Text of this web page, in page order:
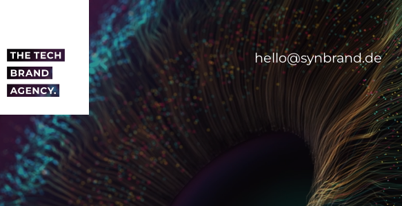
hello@synbrand.de